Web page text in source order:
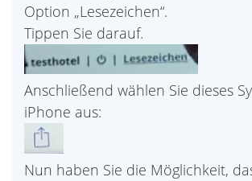
Option „Lesezeichen“.
Tippen Sie darauf.
Anschließend wählen Sie dieses
iPhone aus:
Nun haben Sie die Möglichkeit,